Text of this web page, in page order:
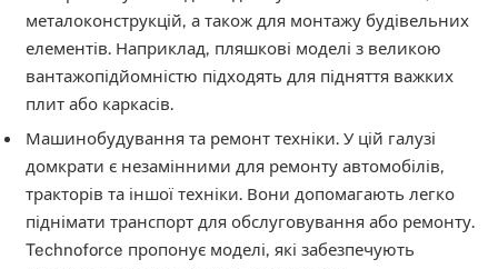
металоконструкцій, а також для монтажу будівельних
елементів. Наприклад, пляшкові моделі з великою
вантажопідйомністю підходять для підняття важких
плит або каркасів.
Машинобудування та ремонт техніки. У цій галузі
домкрати є незамінними для ремонту автомобілів,
тракторів та іншої техніки. Вони допомагають легко
піднімати транспорт для обслуговування або ремонту.
Technoforce пропонує моделі, які забезпечують